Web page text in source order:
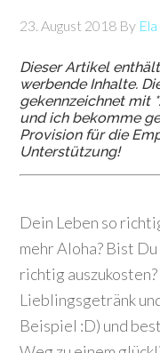
23. August 2018 By Ela
Dieser Artikel
werbende Inhalte.
gekennzeichnet mit
und ich bekomme
Provision für die
Unterstützung!
Dein Leben so
mehr Aloha? Bist
richtig
Lieblingsgetränk
Beispiel :D) und